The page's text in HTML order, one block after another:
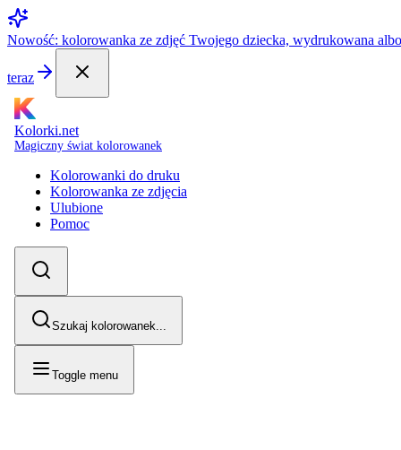
Nowość: kolorowanka ze zdjęć Twojego dziecka, wydrukowana
teraz
Kolorki.net
Magiczny świat kolorowanek
Kolorowanki do druku
Kolorowanka ze zdjęcia
Ulubione
Pomoc
Szukaj kolorowanek...
Toggle menu